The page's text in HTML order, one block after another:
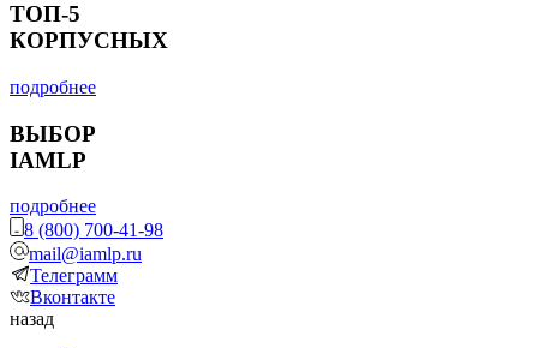
ТОП-5
КОРПУСНЫХ
подробнее
ВЫБОР
IAMLP
подробнее
8 (800) 700-41-98
mail@iamlp.ru
Телеграмм
Вконтакте
назад